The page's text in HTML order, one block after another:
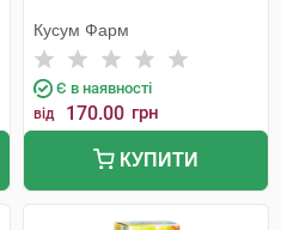
Кусум Фарм
Є в наявності
від 170.00 грн
КУПИТИ